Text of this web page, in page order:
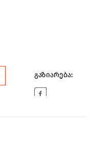
გაზიარება: